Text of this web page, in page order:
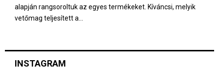
Ualapján rangsoroltuk az egyes termékeket. Kíváncsi, melyik
vetőmag teljesített a...
INSTAGRAM